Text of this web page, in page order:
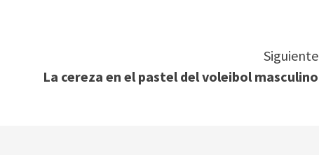
Siguiente
La cereza en el pastel del voleibol masculino